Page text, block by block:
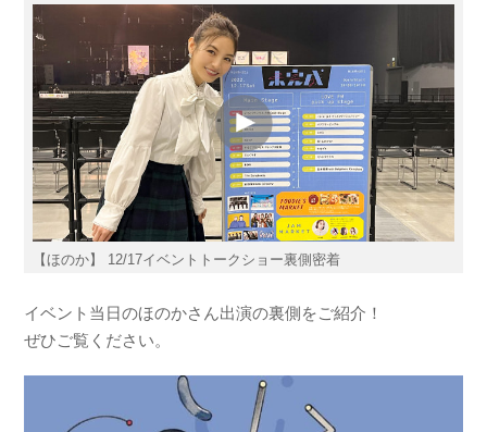
【ほのか】 12/17イベントトークショー裏側密着
イベント当日のほのかさん出演の裏側をご紹介！
ぜひご覧ください。